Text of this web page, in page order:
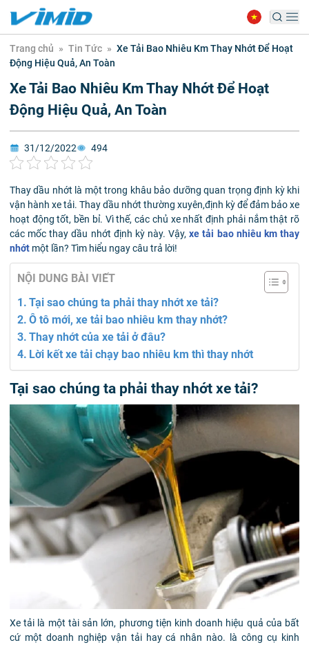
Trang chủ » Tin Tức » Xe Tải Bao Nhiêu Km Thay Nhớt Để Hoạt
Động Hiệu Quả, An Toàn
Xe Tải Bao Nhiêu Km Thay Nhớt Để Hoạt
Động Hiệu Quả, An Toàn
31/12/2022 494
Thay dầu nhớt là một trong khâu bảo dưỡng quan trọng định kỳ khi
vận hành xe tải. Thay dầu nhớt thường xuyên,định kỳ để đảm bảo xe
hoạt động tốt, bền bỉ. Vì thế, các chủ xe nhất định phải nắm thật rõ
các mốc thay dầu nhớt định kỳ này. Vậy,xe tải bao nhiêu km thay
nhớt một lần? Tìm hiểu ngay câu trả lời!
NỘI DUNG BÀI VIẾT
Tại sao chúng ta phải thay nhớt xe tải?
Ô tô mới, xe tải bao nhiêu km thay nhớt?
Thay nhớt của xe tải ở đâu?
Lời kết xe tải chạy bao nhiêu km thì thay nhớt
Tại sao chúng ta phải thay nhớt xe tải?
Xe tải là một tài sản lớn, phương tiện kinh doanh hiệu quả của bất
cứ một doanh nghiệp vận tải hay cá nhân nào. là công cụ kinh